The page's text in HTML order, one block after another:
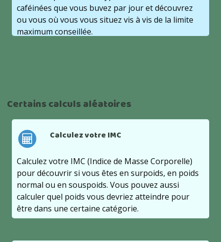
caféinées que vous buvez par jour et découvrez
ou vous où vous vous situez vis à vis de la limite
maximum conseillée.
Certains calculs aléatoires
Calculez votre IMC
Calculez votre IMC (Indice de Masse Corporelle)
pour découvrir si vous êtes en surpoids, en poids
normal ou en souspoids. Vous pouvez aussi
calculer quel poids vous devriez atteindre pour
être dans une certaine catégorie.